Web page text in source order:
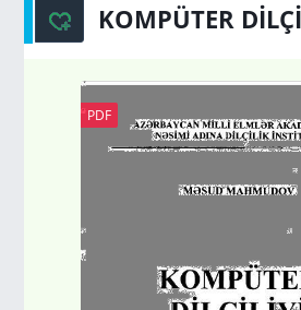
KOMPÜTER
PDF